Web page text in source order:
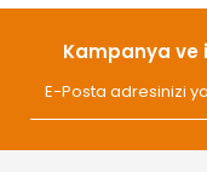
Kampanya ve